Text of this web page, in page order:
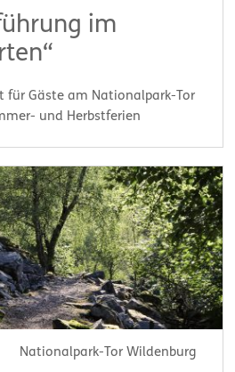
im
für Gäste am Nationalpark-Tor
und Herbstferien
Nationalpark-Tor Wildenburg